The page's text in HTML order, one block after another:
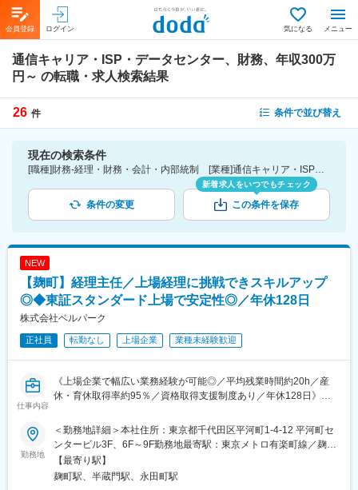
会員登録 ログイン 気になる メニュー
通信キャリア・ISP・データセンター、財務、年収300万
円～ の転職・求人検索結果
26 件 条件で並び替え
現在の検索条件
[職種]財務-経理・財務・会計・内部統制 [業種]通信キャリア・ISP・データセンター-IT・通信業界 [年収]300万円～
条件の変更
新着求人をいつでもチェック
この条件を保存
NEW
【麹町】経理主任／上場経理に挑戦できスキルアップ
◎◆東証スタンダード上場で安定性◎／年休128日
株式会社ベルパーク
正社員 転勤なし 上場企業 業種未経験歓迎
仕事内容
《上場企業で幅広い業務経験が可能◎／平均残業時間約20h／産
休・育休取得率約95％／資格取得支援制度あり／年休128日》
■業務概要：
本社財務経理部にて、経理業務全般を担っていただきます。
■業務詳細：
ご経験とご要望に応じてお任せする業務を決定させて頂きます。
勤務地
＜勤務地詳細＞本社住所：東京都千代田区平河町1-4-12 平河町セ
ンタービル3F、6F～9F勤務地最寄駅：東京メトロ有楽町線／麹町
駅受動喫煙対策：屋内全面禁煙変更の範囲：会社の定める事業所
（リモートワーク含む）
【最寄り駅】
麹町駅、半蔵門駅、永田町駅